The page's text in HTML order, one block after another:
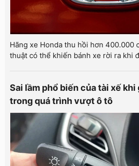
Hãng xe Honda thu hồi hơn 400.000
thuật có thể khiến bánh xe rời ra khi
Sai lầm phổ biến của tài xế
trong quá trình vượt ô tô